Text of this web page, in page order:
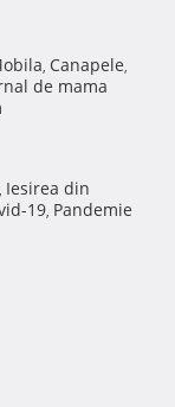
, Canapele,
de mama
, Iesirea din
19, Pandemie